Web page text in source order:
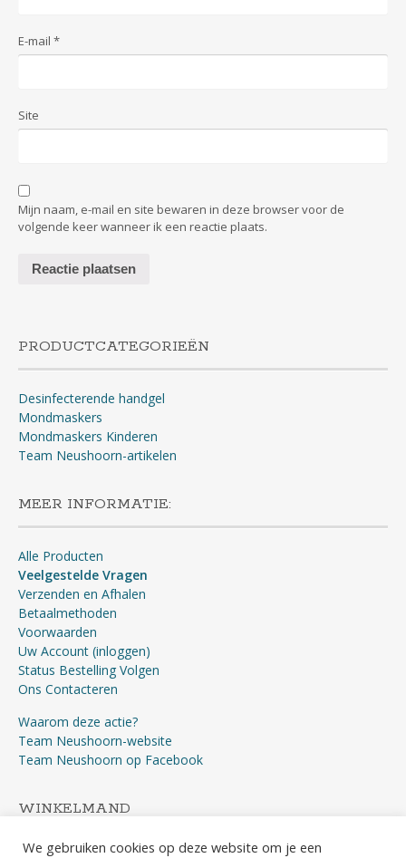
E-mail *
Site
Mijn naam, e-mail en site bewaren in deze browser voor de
volgende keer wanneer ik een reactie plaats.
PRODUCTCATEGORIEËN
Desinfecterende handgel
Mondmaskers
Mondmaskers Kinderen
Team Neushoorn-artikelen
MEER INFORMATIE:
Alle Producten
Veelgestelde Vragen
Verzenden en Afhalen
Betaalmethoden
Voorwaarden
Uw Account (inloggen)
Status Bestelling Volgen
Ons Contacteren
Waarom deze actie?
Team Neushoorn-website
Team Neushoorn op Facebook
WINKELMAND
We gebruiken cookies op deze website om je een